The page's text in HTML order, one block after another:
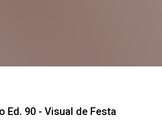
Ed. 90 - Visual de Festa